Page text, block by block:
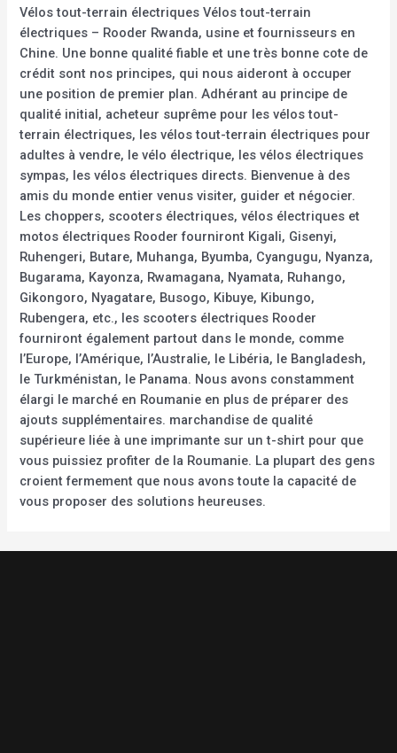
Vélos tout-terrain électriques Vélos tout-terrain
électriques – Rooder Rwanda, usine et fournisseurs en
Chine. Une bonne qualité fiable et une très bonne cote de
crédit sont nos principes, qui nous aideront à occuper
une position de premier plan. Adhérant au principe de
qualité initial, acheteur suprême pour les vélos tout-
terrain électriques, les vélos tout-terrain électriques pour
adultes à vendre, le vélo électrique, les vélos électriques
sympas, les vélos électriques directs. Bienvenue à des
amis du monde entier venus visiter, guider et négocier.
Les choppers, scooters électriques, vélos électriques et
motos électriques Rooder fourniront Kigali, Gisenyi,
Ruhengeri, Butare, Muhanga, Byumba, Cyangugu, Nyanza,
Bugarama, Kayonza, Rwamagana, Nyamata, Ruhango,
Gikongoro, Nyagatare, Busogo, Kibuye, Kibungo,
Rubengera, etc., les scooters électriques Rooder
fourniront également partout dans le monde, comme
l’Europe, l’Amérique, l’Australie, le Libéria, le Bangladesh,
le Turkménistan, le Panama. Nous avons constamment
élargi le marché en Roumanie en plus de préparer des
ajouts supplémentaires. marchandise de qualité
supérieure liée à une imprimante sur un t-shirt pour que
vous puissiez profiter de la Roumanie. La plupart des gens
croient fermement que nous avons toute la capacité de
vous proposer des solutions heureuses.